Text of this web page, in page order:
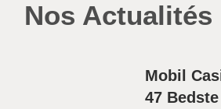
Nos Actualités
Mobil
47 Bedste